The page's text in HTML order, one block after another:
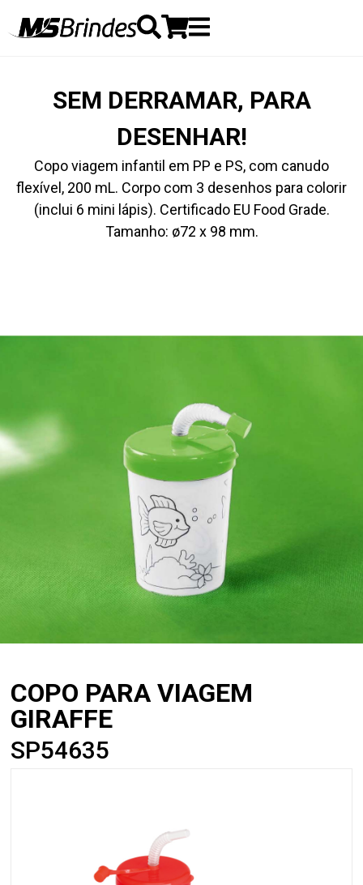
SEM DERRAMAR, PARA
DESENHAR!
Copo viagem infantil em PP e PS, com canudo
flexível, 200 mL. Corpo com 3 desenhos para colorir
(inclui 6 mini lápis). Certificado EU Food Grade.
Tamanho: ø72 x 98 mm.
COPO PARA VIAGEM
GIRAFFE
SP54635